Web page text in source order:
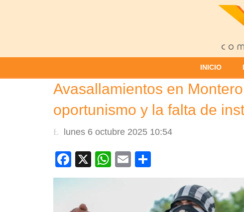
INICIO
Avasallamientos en
oportunismo y la falta de
lunes 6 octubre 2025 10:54
Facebook
X WhatsApp
Email